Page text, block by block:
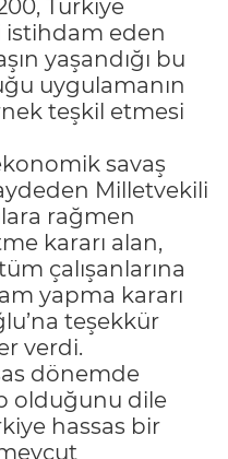
Türkiye
istihdam eden
yaşandığı bu
uygulamanın
teşkil etmesi
savaş
Milletvekili
rağmen
kararı alan,
çalışanlarına
yapma kararı
teşekkür
verdi.
dönemde
olduğunu dile
hassas bir